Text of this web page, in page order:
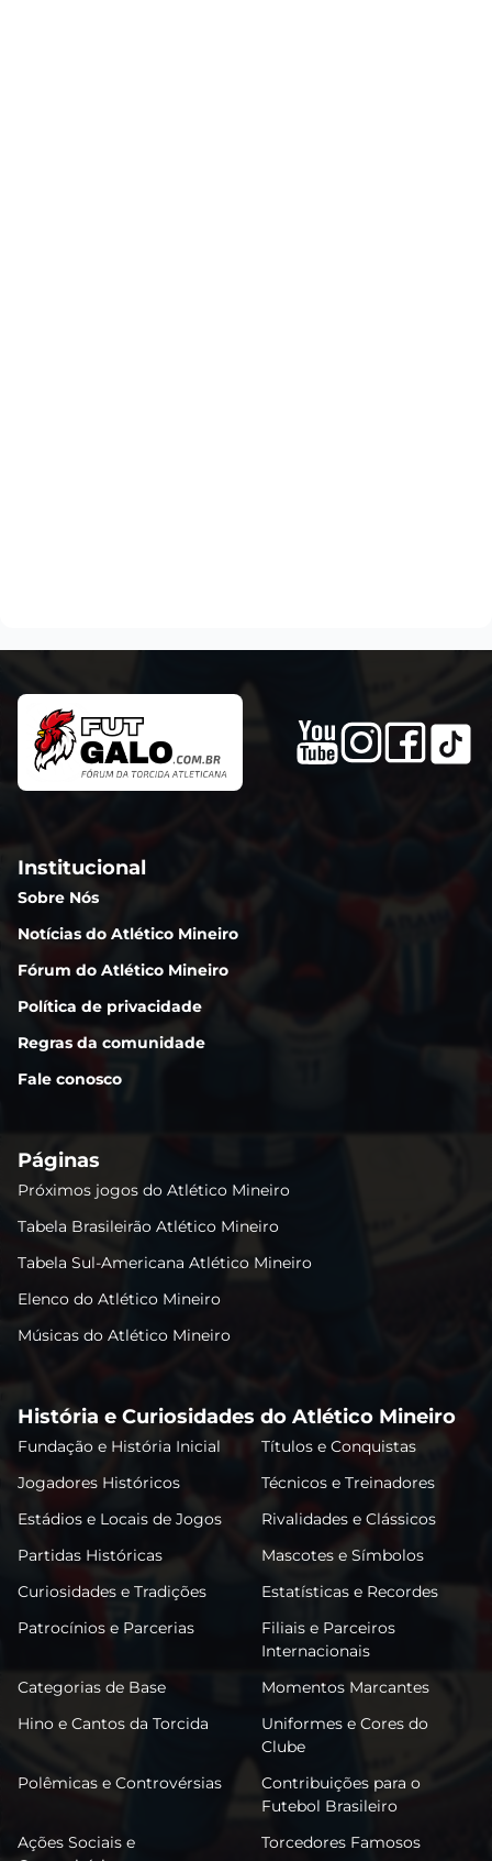
Institucional
Sobre Nós
Notícias do Atlético Mineiro
Fórum do Atlético Mineiro
Política de privacidade
Regras da comunidade
Fale conosco
Páginas
Próximos jogos do Atlético Mineiro
Tabela Brasileirão Atlético Mineiro
Tabela Sul-Americana Atlético Mineiro
Elenco do Atlético Mineiro
Músicas do Atlético Mineiro
História e Curiosidades do Atlético Mineiro
Fundação e História Inicial
Títulos e Conquistas
Jogadores Históricos
Técnicos e Treinadores
Estádios e Locais de Jogos
Rivalidades e Clássicos
Partidas Históricas
Mascotes e Símbolos
Curiosidades e Tradições
Estatísticas e Recordes
Patrocínios e Parcerias
Filiais e Parceiros
Internacionais
Categorias de Base
Momentos Marcantes
Hino e Cantos da Torcida
Uniformes e Cores do
Clube
Polêmicas e Controvérsias
Contribuições para o
Futebol Brasileiro
Ações Sociais e
Torcedores Famosos